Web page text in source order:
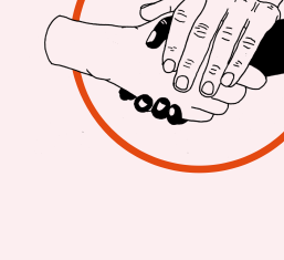
schwarz-
Züchter
Um ein
2.400
stimuliert